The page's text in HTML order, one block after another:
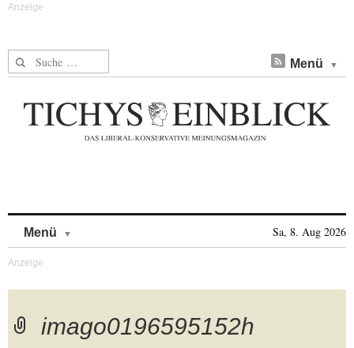
Suche nach: Menü
Menü Sa, 8. Aug 2026
imago0196595152h